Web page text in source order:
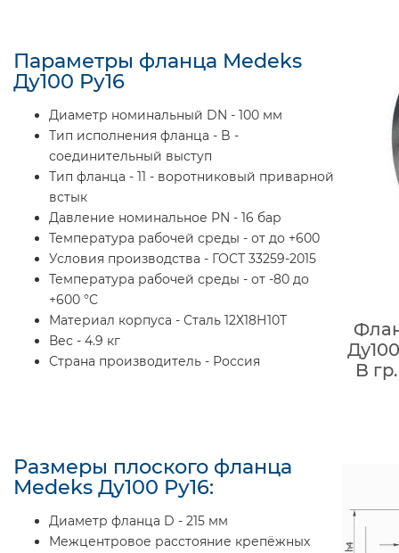
Параметры фланца Medeks
Ду100 Ру16
Диаметр номинальный DN - 100 мм
Тип исполнения фланца - B -
соединительный выступ
Тип фланца - 11 - воротниковый приварной
встык
Давление номинальное PN - 16 бар
Температура рабочей среды - от до +600
Условия производства - ГОСТ 33259-2015
Температура рабочей среды - от -80 до
+600 °C
Материал корпуса - Сталь 12Х18Н10Т
Вес - 4.9 кг
Страна производитель - Россия
B
Размеры плоского фланца
Medeks Ду100 Ру16:
Диаметр фланца D - 215 мм
Межцентровое расстояние крепёжных